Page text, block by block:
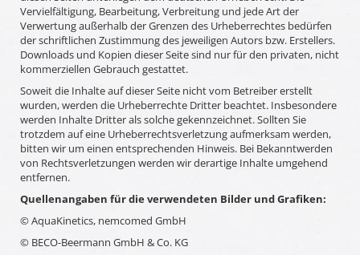
Vervielfältigung, Bearbeitung, Verbreitung und jede Art der
Verwertung außerhalb der Grenzen des Urheberrechtes bedürfen
der schriftlichen Zustimmung des jeweiligen Autors bzw. Erstellers.
Downloads und Kopien dieser Seite sind nur für den privaten, nicht
kommerziellen Gebrauch gestattet.
Soweit die Inhalte auf dieser Seite nicht vom Betreiber erstellt
wurden, werden die Urheberrechte Dritter beachtet. Insbesondere
werden Inhalte Dritter als solche gekennzeichnet. Sollten Sie
trotzdem auf eine Urheberrechtsverletzung aufmerksam werden,
bitten wir um einen entsprechenden Hinweis. Bei Bekanntwerden
von Rechtsverletzungen werden wir derartige Inhalte umgehend
entfernen.
Quellenangaben für die verwendeten Bilder und Grafiken:
© AquaKinetics, nemcomed GmbH
© BECO-Beermann GmbH & Co. KG